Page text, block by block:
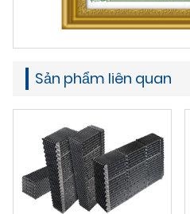
Sản phẩm liên quan